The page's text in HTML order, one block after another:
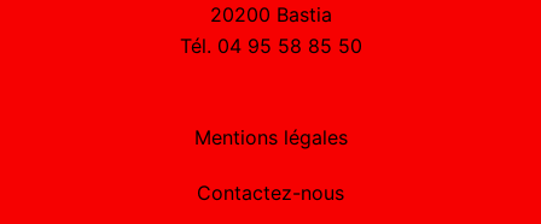
20200 Bastia
Tél. 04 95 58 85 50
Mentions légales
Contactez-nous